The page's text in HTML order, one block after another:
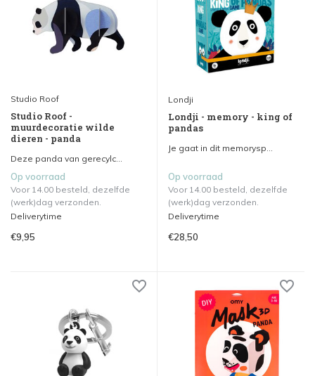
Studio Roof
Studio Roof -
muurdecoratie wilde
dieren - panda
Deze panda van gerecylc...
Op voorraad
Voor 14.00 besteld, dezelfde
(werk)dag verzonden.
Deliverytime
€9,95
Londji
Londji - memory - king of
pandas
Je gaat in dit memorysp...
Op voorraad
Voor 14.00 besteld, dezelfde
(werk)dag verzonden.
Deliverytime
€28,50